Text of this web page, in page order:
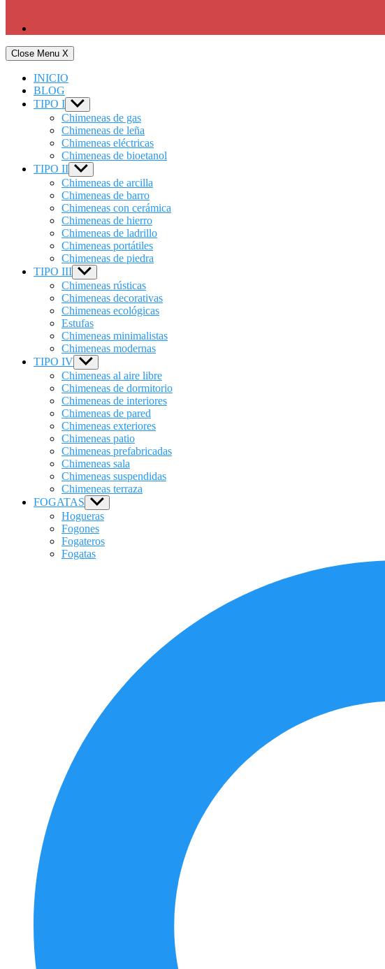
Close Menu X
INICIO
BLOG
TIPO I Show
sub
menu
Chimeneas de gas
Chimeneas de leña
Chimeneas eléctricas
Chimeneas de bioetanol
TIPO II Show
sub
menu
Chimeneas de arcilla
Chimeneas de barro
Chimeneas con cerámica
Chimeneas de hierro
Chimeneas de ladrillo
Chimeneas portátiles
Chimeneas de piedra
TIPO III Show
sub
menu
Chimeneas rústicas
Chimeneas decorativas
Chimeneas ecológicas
Estufas
Chimeneas minimalistas
Chimeneas modernas
TIPO IV Show
sub
menu
Chimeneas al aire libre
Chimeneas de dormitorio
Chimeneas de interiores
Chimeneas de pared
Chimeneas exteriores
Chimeneas patio
Chimeneas prefabricadas
Chimeneas sala
Chimeneas suspendidas
Chimeneas terraza
FOGATAS Show
sub
menu
Hogueras
Fogones
Fogateros
Fogatas